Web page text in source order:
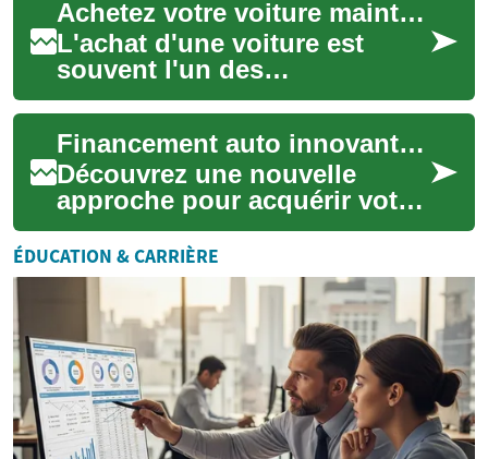
effectuent leurs...
Achetez votre voiture maintenant, payez plus tard
L'achat d'une voiture est
souvent l'un des
investissements les plus
importants dans la vie d'une
personne. Cependant,...
Financement auto innovant : Achetez aujourd'hui, payez demain
Découvrez une nouvelle
approche pour acquérir votre
véhicule : le financement
différé. Cette option permet
d'obtenir ...
ÉDUCATION & CARRIÈRE